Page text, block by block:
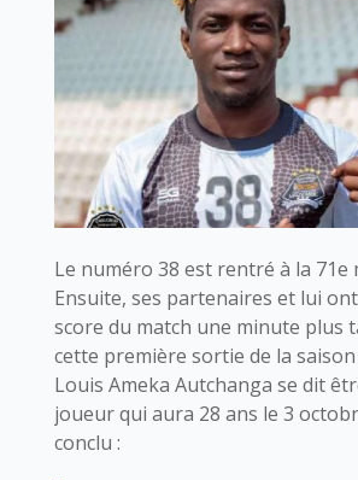
Le numéro 38 est rentré à la 71e
Ensuite, ses partenaires et lui
score du match une minute plus
cette première sortie de la
Louis Ameka Autchanga se dit
joueur qui aura 28 ans le 3
conclu :